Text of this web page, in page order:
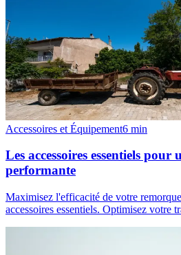
Accessoires et Équipement6 min
Les accessoires essentiels
performante
Maximisez l'efficacité de votre
accessoires essentiels. Optimisez votre